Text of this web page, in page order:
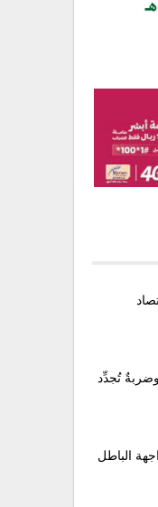
تُجدِّد
الباطل